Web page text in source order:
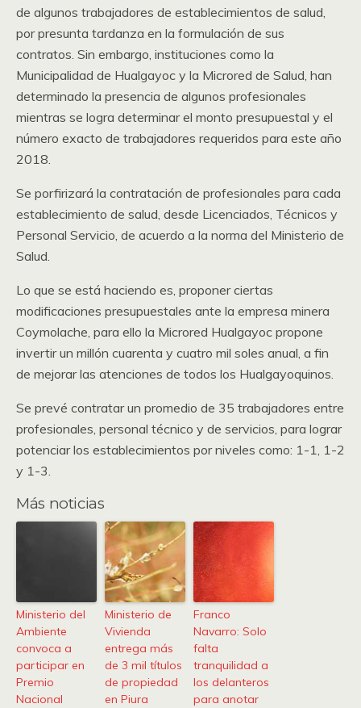
de algunos trabajadores de establecimientos de salud,
por presunta tardanza en la formulación de sus
contratos. Sin embargo, instituciones como la
Municipalidad de Hualgayoc y la Microred de Salud, han
determinado la presencia de algunos profesionales
mientras se logra determinar el monto presupuestal y el
número exacto de trabajadores requeridos para este año
2018.
Se porfirizará la contratación de profesionales para cada
establecimiento de salud, desde Licenciados, Técnicos y
Personal Servicio, de acuerdo a la norma del Ministerio de
Salud.
Lo que se está haciendo es, proponer ciertas
modificaciones presupuestales ante la empresa minera
Coymolache, para ello la Microred Hualgayoc propone
invertir un millón cuarenta y cuatro mil soles anual, a fin
de mejorar las atenciones de todos los Hualgayoquinos.
Se prevé contratar un promedio de 35 trabajadores entre
profesionales, personal técnico y de servicios, para lograr
potenciar los establecimientos por niveles como: 1-1, 1-2
y 1-3.
Más noticias
Ministerio del
Ambiente
convoca a
participar en
Premio
Nacional
Ministerio de
Vivienda
entrega más
de 3 mil títulos
de propiedad
en Piura
Franco
Navarro: Solo
falta
tranquilidad a
los delanteros
para anotar